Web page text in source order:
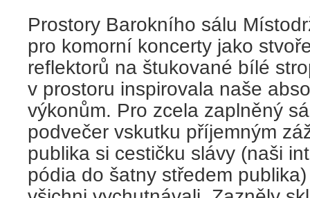
Prostory Barokního sálu
pro komorní koncerty jako
reflektorů na štukované bílé
v prostoru inspirovala naše
výkonům. Pro zcela zaplněný
podvečer vskutku příjemným
publika si cestičku slávy (naši
pódia do šatny středem